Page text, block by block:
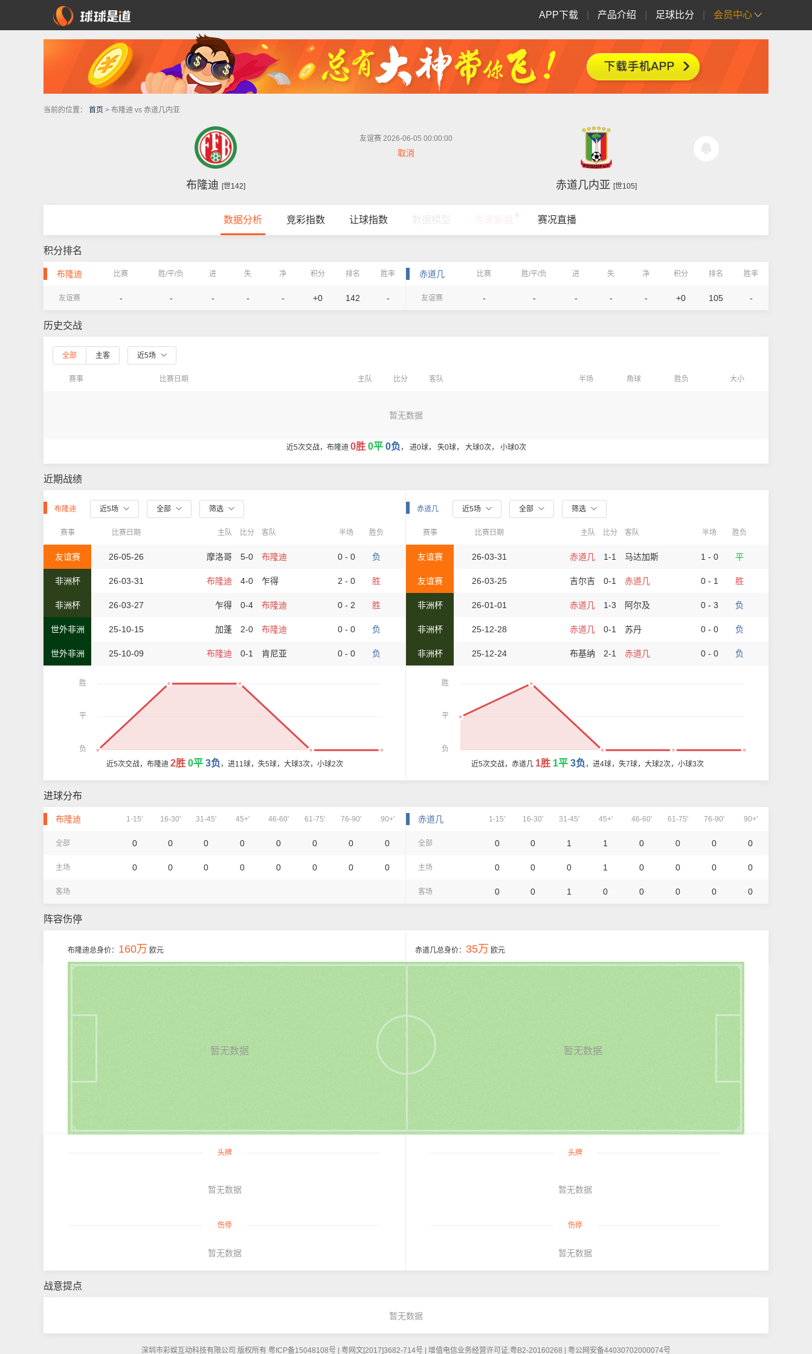
APP下载 产品介绍 足球比分 会员中心
当前的位置： 首页 > 布隆迪 vs 赤道几内亚
布隆迪 [世142]
友谊赛 2026-06-05 00:00:00
取消
赤道几内亚 [世105]
数据分析 竞彩指数 让球指数 赛况直播
积分排名
布隆迪 比赛 胜/平/负 进 失 净 积分 排名 胜率
友谊赛 - - - - - +0 142 -
赤道几 比赛 胜/平/负 进 失 净 积分 排名 胜率
友谊赛 - - - - - +0 105 -
历史交战
全部 主客 近5场
赛事 比赛日期 主队 比分 客队 半场 角球 胜负 大小
暂无数据
近5次交战，布隆迪 0胜 0平 0负 ， 进0球， 失0球， 大球0次， 小球0次
近期战绩
布隆迪 近5场 全部 筛选
赛事 比赛日期 主队 比分 客队 半场 胜负
友谊赛 26-05-26 摩洛哥 5-0 布隆迪 0 - 0 负
非洲杯 26-03-31 布隆迪 4-0 乍得 2 - 0 胜
非洲杯 26-03-27 乍得 0-4 布隆迪 0 - 2 胜
世外非洲 25-10-15 加蓬 2-0 布隆迪 0 - 0 负
世外非洲 25-10-09 布隆迪 0-1 肯尼亚 0 - 0 负
胜
平
负
近5次交战，布隆迪 2胜 0平 3负 ，进11球，失5球，大球3次，小球2次
赤道几 近5场 全部 筛选
赛事 比赛日期 主队 比分 客队 半场 胜负
友谊赛 26-03-31 赤道几 1-1 马达加斯 1 - 0 平
友谊赛 26-03-25 吉尔吉 0-1 赤道几 0 - 1 胜
非洲杯 26-01-01 赤道几 1-3 阿尔及 0 - 3 负
非洲杯 25-12-28 赤道几 0-1 苏丹 0 - 0 负
非洲杯 25-12-24 布基纳 2-1 赤道几 0 - 0 负
胜
平
负
近5次交战，赤道几 1胜 1平 3负 ，进4球，失7球，大球2次，小球3次
进球分布
布隆迪 1-15' 16-30' 31-45' 45+' 46-60' 61-75' 76-90' 90+'
全部 0 0 0 0 0 0 0 0
主场 0 0 0 0 0 0 0 0
客场
赤道几 1-15' 16-30' 31-45' 45+' 46-60' 61-75' 76-90' 90+'
全部 0 0 1 1 0 0 0 0
主场 0 0 0 1 0 0 0 0
客场 0 0 1 0 0 0 0 0
阵容伤停
布隆迪总身价： 160万 欧元 赤道几总身价： 35万 欧元
暂无数据 暂无数据
头牌
暂无数据
伤停
暂无数据
头牌
暂无数据
伤停
暂无数据
战意提点
暂无数据
深圳市彩娱互动科技有限公司 版权所有 粤ICP备15048108号 | 粤网文[2017]3682-714号 | 增值电信业务经营许可证:粤B2-20160268 | 粤公网安备44030702000074号